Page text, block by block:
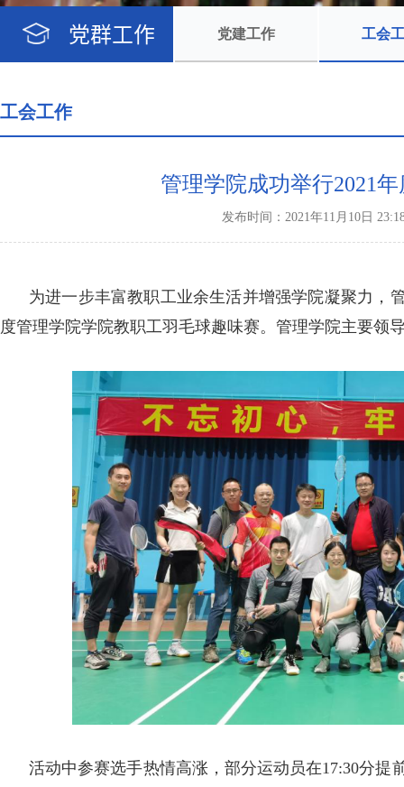
党群工作 党建工作 工会
工会工作
管理学院成功举行2021
发布时间：2021年11月10日
为进一步丰富教职工业余生活并增强学院凝聚力，
度管理学院学院教职工羽毛球趣味赛。管理学院主要领
活动中参赛选手热情高涨， 部分运动员在17:30分提